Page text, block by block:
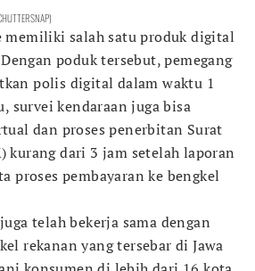
memiliki salah satu produk digital
poduk tersebut, pemegang
polis digital dalam waktu 1
survei kendaraan juga bisa
dan proses penerbitan Surat
kurang dari 3 jam setelah laporan
proses pembayaran ke bengkel
telah bekerja sama dengan
rekanan yang tersebar di Jawa